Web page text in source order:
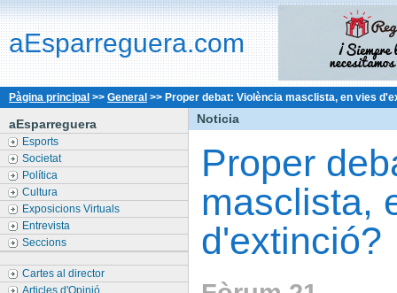
aEsparreguera.com
Pàgina principal >> General >> Proper debat: Violència masclista, en vies
aEsparreguera
Esports
Societat
Política
Cultura
Exposicions Virtuals
Entrevista
Seccions
Cartes al director
Articles d'Opinió
Noticia
Proper
masclista,
d'extinció?